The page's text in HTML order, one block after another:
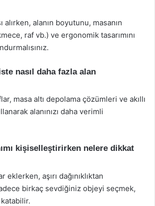
alırken, alanın boyutunu, masanın
raf vb.) ve ergonomik tasarımını
nasıl daha fazla alan
masa altı depolama çözümleri ve akıllı
alanınızı daha verimli
kişiselleştirirken nelere dikkat
aşırı dağınıklıktan
birkaç sevdiğiniz objeyi seçmek,
katabilir.